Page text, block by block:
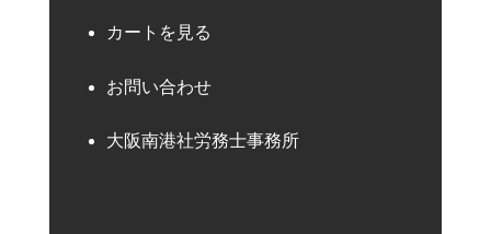
カートを見る
お問い合わせ
大阪南港社労務士事務所